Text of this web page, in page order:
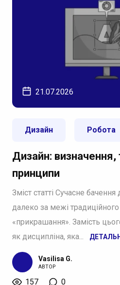
21.07.2026
Дизайн Робота
Дизайн: визначення,
принципи
Зміст статті Сучасне
далеко за межі
«прикрашання». Замість
як дисципліна, яка...
Vasilisa G.
АВТОР
157 0